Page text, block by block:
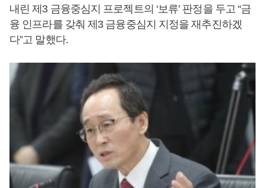
내린 제3 금융중심지 프로젝트의 ‘보류’ 판정을 두고 “금
융 인프라를 갖춰 제3 금융중심지 지정을 재추진하겠
다”고 말했다.